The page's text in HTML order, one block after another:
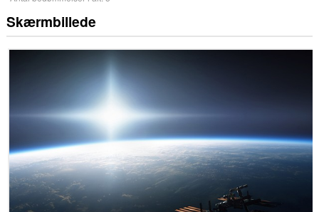
Skærmbillede